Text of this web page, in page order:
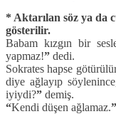
* Aktarılan söz ya da
gösterilir.
Babam kızgın bir
yapmaz!” dedi.
Sokrates hapse
diye ağlayıp
iyiydi?” demiş.
“Kendi düşen ağlamaz.”